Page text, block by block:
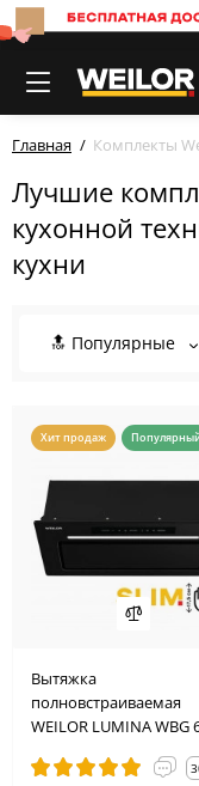
Главная Комплекты
Лучшие
кухонной
кухни
🔝 Популярные
Хит продаж
Вытяжка
полновстраиваемая
WEILOR LUMINA WBG